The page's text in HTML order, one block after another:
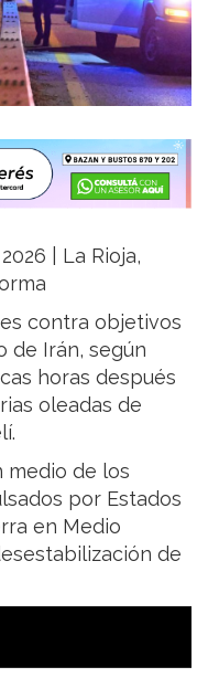
| La Rioja,
contra objetivos
de Irán, según
horas después
oleadas de
medio de los
por Estados
en Medio
de